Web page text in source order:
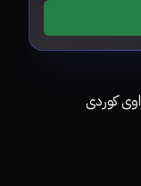
کوردی